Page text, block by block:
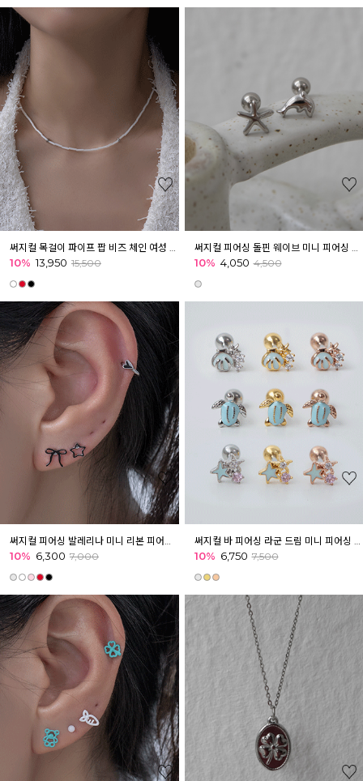
10% 13,950 15,500 10% 4,050 4,500
써지컬 피어싱 발레리나 미니 리본 피어싱 귓볼 아웃컨츠 귓바퀴 귀여운피어싱
10% 6,300 7,000
써지컬 바 피어싱 라군 드림 미니 피어싱 귓볼 귓바퀴 아웃컨츠 마린
10% 6,750 7,500